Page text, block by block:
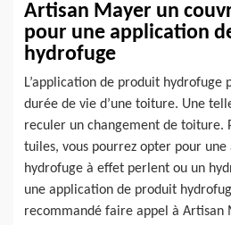
Artisan Mayer un
pour une application
hydrofuge
L’application de produit
durée de vie d’une toiture. Une
reculer un changement de toiture.
tuiles, vous pourrez opter pour
hydrofuge à effet perlent ou un
une application de produit
recommandé faire appel à Artisan